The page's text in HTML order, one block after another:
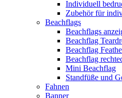
Individuell
Zubehör für
Beachflags
Beachflags
Beachflag
Beachflag
Beachflag
Mini Beachflag
Standfüße und
Fahnen
Banner